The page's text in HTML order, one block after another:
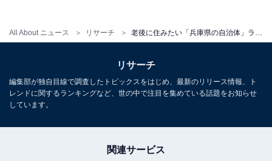
All About ニュース リサーチ
2
リサーチ
編集部が独自目線で調査したトピックスをはじめ、最新のリリース情報、ト
レンドに関するランキングなど、世の中で注目を集めている話題をお知らせ
しています。
関連サービス